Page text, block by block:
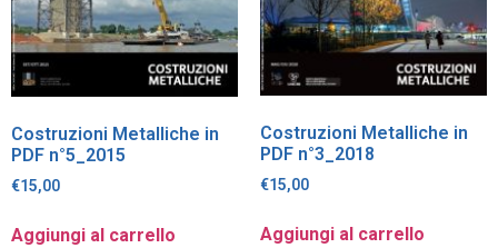
Costruzioni Metalliche in
PDF n°5_2015
€15,00
Aggiungi al carrello
Costruzioni Metalliche in
PDF n°3_2018
€15,00
Aggiungi al carrello